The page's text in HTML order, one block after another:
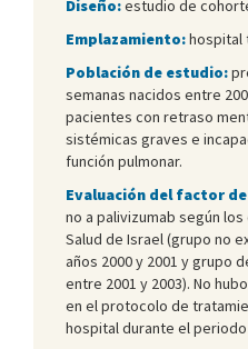
Diseño:estudio de
Emplazamiento:hospital
Población de estudio:
semanas nacidos entre
pacientes con retraso
sistémicas graves e
función pulmonar.
Evaluación del factor
no a palivizumab según
Salud de Israel (grupo no
años 2000 y 2001 y grupo
entre 2001 y 2003). No
en el protocolo de
hospital durante el